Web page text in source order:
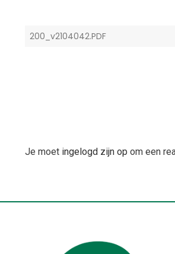
200_v2104042.PDF
Je moet ingelogd zijn op om een